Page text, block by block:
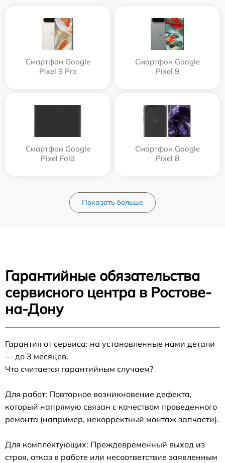
Смартфон Google
Pixel 9 Pro
Смартфон Google
Pixel 9
Смартфон Google
Pixel Fold
Смартфон Google
Pixel 8
Показать больше
Гарантийные обязательства
сервисного центра в Ростове-
на-Дону
Гарантия от сервиса: на установленные нами детали
— до 3 месяцев.
Что считается гарантийным случаем?
Для работ: Повторное возникновение дефекта,
который напрямую связан с качеством проведенного
ремонта (например, некорректный монтаж запчасти).
Для комплектующих: Преждевременный выход из
строя, отказ в работе или несоответствие заявленным